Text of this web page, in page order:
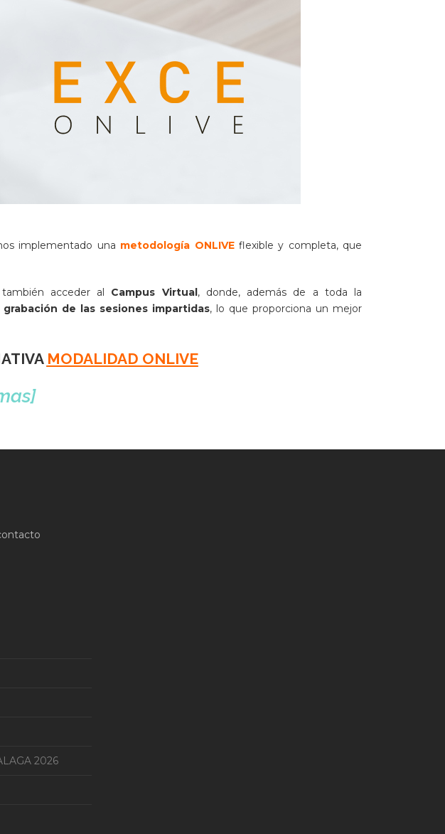
implementado una metodología ONLIVEflexible y completa, que
acceder al Campus Virtual, donde, además de a toda la
grabación de las sesiones impartidas, lo que proporciona un mejor
MODALIDAD ONLIVE
2026